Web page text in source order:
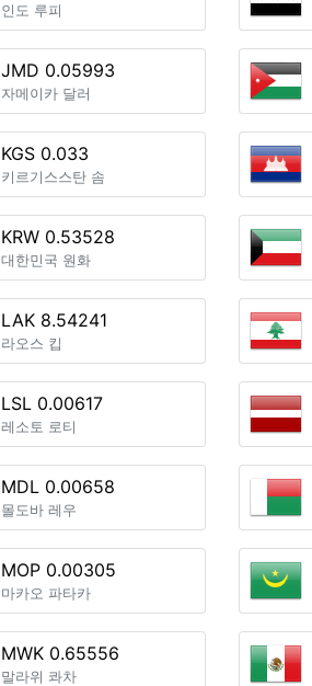
인도 루피
JMD 0.05993
자메이카 달러
KGS 0.033
키르기스스탄 솜
KRW 0.53528
대한민국 원화
LAK 8.54241
라오스 킵
LSL 0.00617
레소토 로티
MDL 0.00658
몰도바 레우
MOP 0.00305
마카오 파타카
MWK 0.65556
말라위 콰차